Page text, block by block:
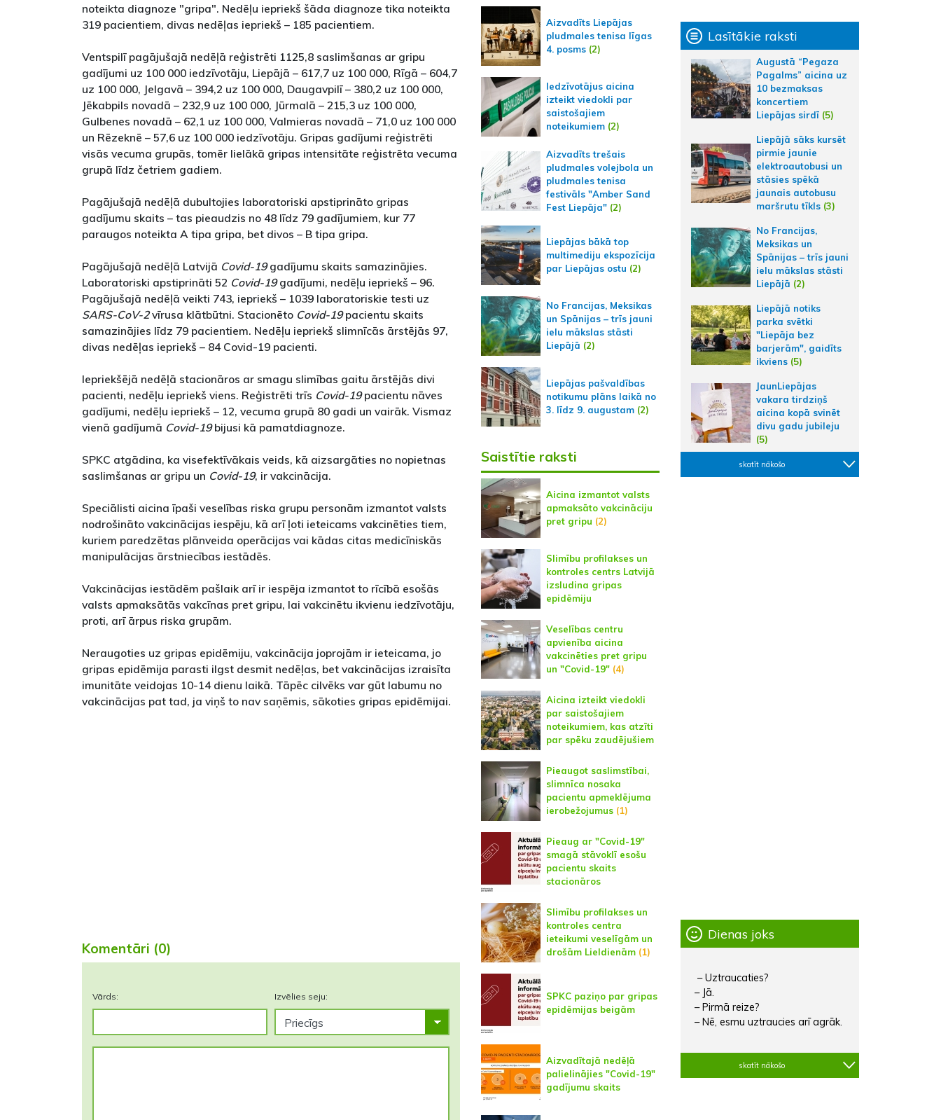
noteikta diagnoze "gripa". Nedēļu iepriekš šāda diagnoze tika noteikta
319 pacientiem, divas nedēļas iepriekš – 185 pacientiem.
Ventspilī pagājušajā nedēļā reģistrēti 1125,8 saslimšanas ar gripu
gadījumi uz 100 000 iedzīvotāju, Liepājā – 617,7 uz 100 000, Rīgā – 604,7
uz 100 000, Jelgavā – 394,2 uz 100 000, Daugavpilī – 380,2 uz 100 000,
Jēkabpils novadā – 232,9 uz 100 000, Jūrmalā – 215,3 uz 100 000,
Gulbenes novadā – 62,1 uz 100 000, Valmieras novadā – 71,0 uz 100 000
un Rēzeknē – 57,6 uz 100 000 iedzīvotāju. Gripas gadījumi reģistrēti
visās vecuma grupās, tomēr lielākā gripas intensitāte reģistrēta vecuma
grupā līdz četriem gadiem.
Pagājušajā nedēļā dubultojies laboratoriski apstiprināto gripas
gadījumu skaits – tas pieaudzis no 48 līdz 79 gadījumiem, kur 77
paraugos noteikta A tipa gripa, bet divos – B tipa gripa.
Pagājušajā nedēļā Latvijā Covid-19gadījumu skaits samazinājies.
Laboratoriski apstiprināti 52 Covid-19gadījumi, nedēļu iepriekš – 96.
Pagājušajā nedēļā veikti 743, iepriekš – 1039 laboratoriskie testi uz
SARS-CoV-2vīrusa klātbūtni. Stacionēto Covid-19pacientu skaits
samazinājies līdz 79 pacientiem. Nedēļu iepriekš slimnīcās ārstējās 97,
divas nedēļas iepriekš – 84 Covid-19 pacienti.
Iepriekšējā nedēļā stacionāros ar smagu slimības gaitu ārstējās divi
pacienti, nedēļu iepriekš viens. Reģistrēti trīs Covid-19pacientu nāves
gadījumi, nedēļu iepriekš – 12, vecuma grupā 80 gadi un vairāk. Vismaz
vienā gadījumā Covid-19bijusi kā pamatdiagnoze.
SPKC atgādina, ka visefektīvākais veids, kā aizsargāties no nopietnas
saslimšanas ar gripu un Covid-19, ir vakcinācija.
Speciālisti aicina īpaši veselības riska grupu personām izmantot valsts
nodrošināto vakcinācijas iespēju, kā arī ļoti ieteicams vakcinēties tiem,
kuriem paredzētas plānveida operācijas vai kādas citas medicīniskās
manipulācijas ārstniecības iestādēs.
Vakcinācijas iestādēm pašlaik arī ir iespēja izmantot to rīcībā esošās
valsts apmaksātās vakcīnas pret gripu, lai vakcinētu ikvienu iedzīvotāju,
proti, arī ārpus riska grupām.
Neraugoties uz gripas epidēmiju, vakcinācija joprojām ir ieteicama, jo
gripas epidēmija parasti ilgst desmit nedēļas, bet vakcinācijas izraisīta
imunitāte veidojas 10-14 dienu laikā. Tāpēc cilvēks var gūt labumu no
vakcinācijas pat tad, ja viņš to nav saņēmis, sākoties gripas epidēmijai.
Komentāri (0)
Vārds: Izvēlies seju:
Aizvadīts Liepājas
pludmales tenisa līgas
4. posms(2)
Iedzīvotājus aicina
izteikt viedokli par
saistošajiem
noteikumiem (2)
Aizvadīts trešais
pludmales volejbola un
pludmales tenisa
festivāls "Amber Sand
Fest Liepāja"(2)
Liepājas bākā top
multimediju ekspozīcija
par Liepājas ostu (2)
No Francijas, Meksikas
un Spānijas – trīs jauni
ielu mākslas stāsti
Liepājā (2)
Liepājas pašvaldības
notikumu plāns laikā no
3. līdz 9. augustam(2)
Saistītie raksti
Aicina izmantot valsts
apmaksāto vakcināciju
pret gripu (2)
Slimību profilakses un
kontroles centrs Latvijā
izsludina gripas
epidēmiju
Veselības centru
apvienība aicina
vakcinēties pret gripu
un "Covid-19"(4)
Aicina izteikt viedokli
par saistošajiem
noteikumiem, kas atzīti
par spēku zaudējušiem
Pieaugot saslimstībai,
slimnīca nosaka
pacientu apmeklējuma
ierobežojumus(1)
Pieaug ar "Covid-19"
smagā stāvoklī esošu
pacientu skaits
stacionāros
Slimību profilakses un
kontroles centra
ieteikumi veselīgām un
drošām Lieldienām(1)
SPKC paziņo par gripas
epidēmijas beigām
Aizvadītajā nedēļā
palielinājies "Covid-19"
gadījumu skaits
Lasītākie raksti
Augustā “Pegaza
Pagalms” aicina uz
10 bezmaksas
koncertiem
Liepājas sirdī (5)
Liepājā sāks kursēt
pirmie jaunie
elektroautobusi un
stāsies spēkā
jaunais autobusu
maršrutu tīkls (3)
No Francijas,
Meksikas un
Spānijas – trīs jauni
ielu mākslas stāsti
Liepājā (2)
Liepājā notiks
parka svētki
"Liepāja bez
barjerām", gaidīts
ikviens (5)
JaunLiepājas
vakara tirdziņš
aicina kopā svinēt
divu gadu jubileju
(5)
skatīt nākošo
Dienas joks
– Uztraucaties?
– Jā.
– Pirmā reize?
– Nē, esmu uztraucies arī agrāk.
skatīt nākošo